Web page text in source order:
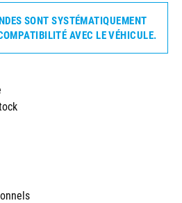
SONT SYSTÉMATIQUEMENT
AVEC LE VÉHICULE.